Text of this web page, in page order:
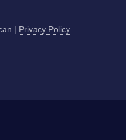
| Privacy Policy